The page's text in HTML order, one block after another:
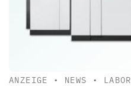
ANZEIGE • NEWS • LABOR